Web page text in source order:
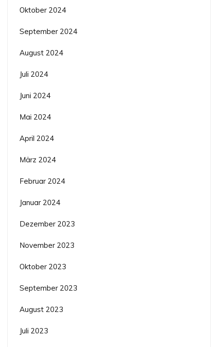
Oktober 2024
September 2024
August 2024
Juli 2024
Juni 2024
Mai 2024
April 2024
März 2024
Februar 2024
Januar 2024
Dezember 2023
November 2023
Oktober 2023
September 2023
August 2023
Juli 2023